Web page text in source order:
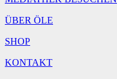
ÜBER ÖLE
SHOP
KONTAKT